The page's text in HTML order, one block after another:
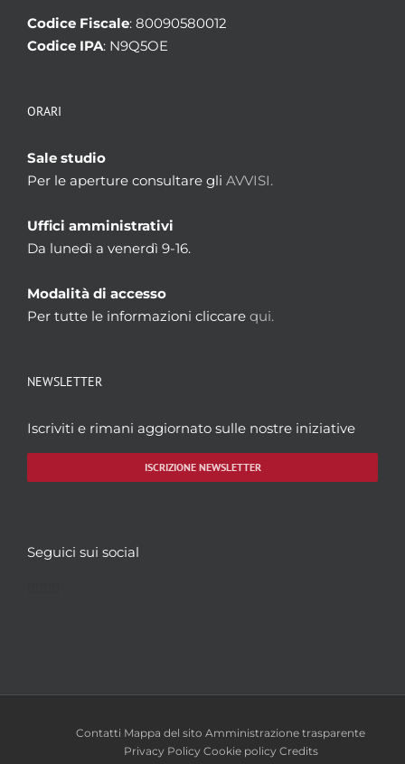
Codice Fiscale: 80090580012
Codice IPA: N9Q5OE
ORARI
Sale studio
Per le aperture consultare gli AVVISI.
Uffici amministrativi
Da lunedì a venerdì 9-16.
Modalità di accesso
Per tutte le informazioni cliccare qui.
NEWSLETTER
Iscriviti e rimani aggiornato sulle nostre iniziative
ISCRIZIONE NEWSLETTER
Seguici sui social
Contatti Mappa del sito Amministrazione trasparente
Privacy Policy Cookie policy Credits